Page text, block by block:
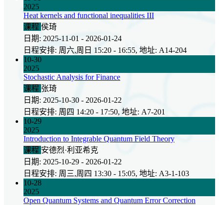
2025
Heat kernels and functional inequalities III
课程 侯琦
日期: 2025-11-01 - 2026-01-24
日程安排: 周六,周日 15:20 - 16:55, 地址: A14-204
10-30
2025
Stochastic Analysis for Finance
课程 张琦
日期: 2025-10-30 - 2026-01-22
日程安排: 周四 14:20 - 17:50, 地址: A7-201
10-29
2025
Introduction to Integrable Quantum Field Theory
课程 安德烈·利亚希克
日期: 2025-10-29 - 2026-01-22
日程安排: 周三,周四 13:30 - 15:05, 地址: A3-1-103
10-28
2025
Open Quantum Systems and Quantum Error Correction